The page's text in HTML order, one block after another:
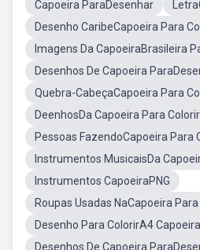
Capoeira ParaDesenhar
Desenho CaribeCapoeira Para
Imagens Da CapoeiraBrasileira
Desenhos De Capoeira
Quebra-CabeçaCapoeira Para
DeenhosDa Capoeira Para Colorir
Pessoas FazendoCapoeira Para
Instrumentos MusicaisDa
Instrumentos CapoeiraPNG
Roupas Usadas NaCapoeira
Desenho Para ColorirA4 Capoeira
Desenhos De Capoeira